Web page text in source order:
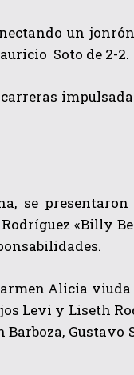
un
Soto de 2-2.
se
«Billy
Alicia
Levi y Liseth
Gustavo